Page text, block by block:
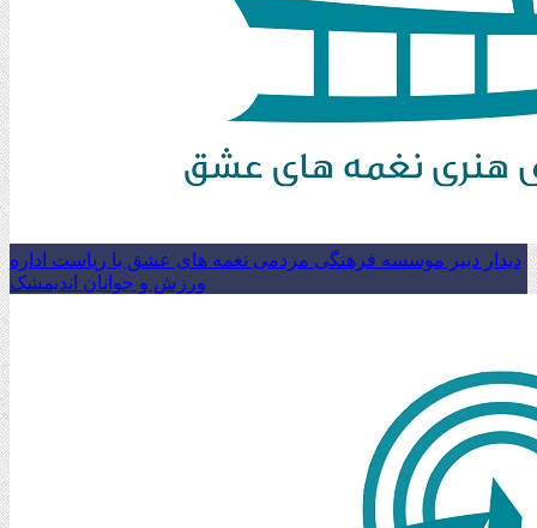
دیدار دبیر موسسه فرهنگی مردمی نغمه های عشق با ریاست اداره
ورزش و جوانان اندیمشک